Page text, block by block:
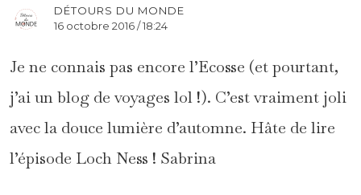
DÉTOURS DU MONDE
16 octobre 2016 / 18:24
Je ne connais pas encore l’Ecosse (et pourtant,
j’ai un blog de voyages lol !). C’est vraiment joli
avec la douce lumière d’automne. Hâte de lire
l’épisode Loch Ness ! Sabrina